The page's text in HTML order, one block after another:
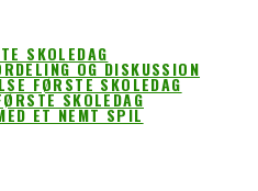
SKOLEDAG
OG DISKUSSION
FØRSTE SKOLEDAG
SKOLEDAG
ET NEMT SPIL